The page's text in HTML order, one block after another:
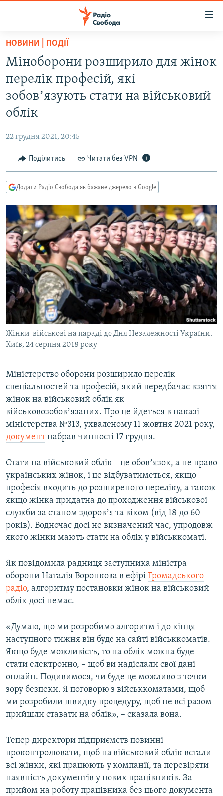
Перейти
основного
матеріалу
Перейти
до
основної
Перейти
пошуку
РАДІО СВОБОДА – 70 РОКІВ
ВСЕ ЗА ДОБУ
СТАТТІ
ПОЛІТИКА
СУСПІЛЬСТВО
КУЛЬТУРА
СПОРТ
СВІТ
ВІЙНА
ДОНБАС.РЕАЛІЇ
КРИМ.РЕАЛІЇ
ТИ ЯК?
КИТАЙ.ВИКЛИКИ
МУЛЬТИМЕДІА
ФОТО
СПЕЦПРОЄКТИ
ПОДКАСТИ
КРИМ РЕАЛІЇ
РУС
УКР
ДОЛУЧАЙСЯ!
Усі сайти RFE/RL
НОВИНИ | ПОДІЇ
Міноборони розширило для жінок
перелік професій, які
зобовʼязують стати на військовий
облік
22 грудня 2021, 20:45
Поділитись Читати без VPN
Додати Радіо Свобода як бажане джерело в Google
Жінки-військові на параді до Дня Незалежності України.
Київ, 24 серпня 2018 року
Міністерство оборони розширило перелік
спеціальностей та професій, який передбачає взяття
жінок на військовий облік як
військовозобовʼязаних. Про це йдеться в наказі
міністерства №313, ухваленому 11 жовтня 2021 року,
документнабрав чинності 17 грудня.
Стати на військовий облік – це обовʼязок, а не право
українських жінок, і це відбуватиметься, якщо
професія входить до розширеного переліку, а також
якщо жінка придатна до проходження військової
служби за станом здоровʼя та віком (від 18 до 60
років). Водночас досі не визначений час, упродовж
якого жінки мають стати на облік у військкоматі.
Як повідомила радниця заступника міністра
оборони Наталія Воронкова в ефірі Громадського
радіо, алгоритму постановки жінок на військовий
облік досі немає.
«Думаю, що ми розробимо алгоритм і до кінця
наступного тижня він буде на сайті військкоматів.
Якщо буде можливість, то на облік можна буде
стати електронно, – щоб ви надіслали свої дані
онлайн. Подивимося, чи буде це можливо з точки
зору безпеки. Я поговорю з військкоматами, щоб
ми розробили швидку процедуру, щоб не всі разом
прийшли ставати на облік», – сказала вона.
Тепер директори підприємств повинні
проконтролювати, щоб на військовий облік встали
всі жінки, які працюють у компанії, та перевіряти
наявність документів у нових працівників. За
прийом на роботу працівника без цього документа